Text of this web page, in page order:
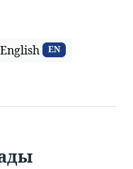
English EN